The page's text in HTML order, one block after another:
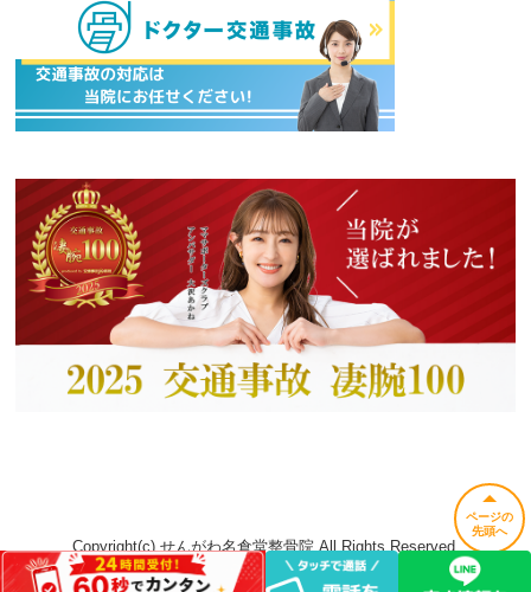
ページの
先頭へ
Copyright(c) せんがわ名倉堂整骨院 All Rights Reserved.